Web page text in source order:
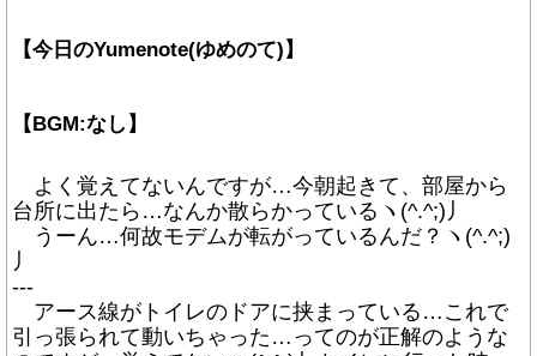
【今日のYumenote(ゆめのて)】
【BGM:なし】
よく覚えてないんですが…今朝起きて、部屋から
台所に出たら…なんか散らかっているヽ(^.^;)丿
うーん…何故モデムが転がっているんだ？ヽ(^.^;)
丿
---
アース線がトイレのドアに挟まっている…これで
引っ張られて動いちゃった…ってのが正解のような